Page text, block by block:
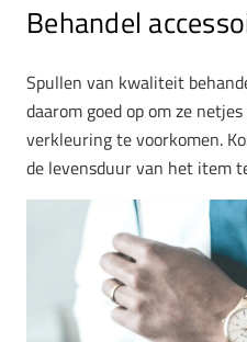
Behandel
Spullen van kwaliteit
daarom goed op om ze
verkleuring te voorkomen.
de levensduur van het item